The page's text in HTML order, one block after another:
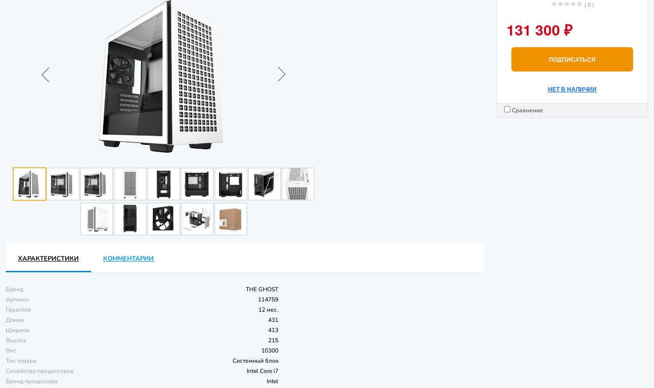
( 0 )
131 300 ₽
ПОДПИСАТЬСЯ
НЕТ В НАЛИЧИИ
Сравнение
ХАРАКТЕРИСТИКИ КОММЕНТАРИИ
Бренд
THE GHOST
Артикул
114759
Гарантия
12 мес.
Длина
431
Ширина
413
Высота
215
Вес
10300
Тип товара
Системный блок
Семейство процессоров
Intel Core i7
Бренд процессора
Intel